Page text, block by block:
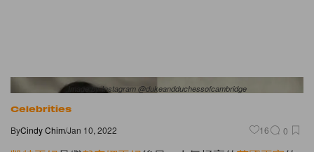
Image by Instagram @dukeandduchessofcambridge
Celebrities
ByCindy Chim/Jan 10, 2022 16 0